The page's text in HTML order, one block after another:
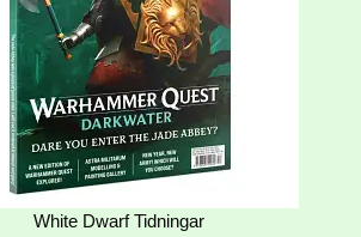
White Dwarf Tidningar